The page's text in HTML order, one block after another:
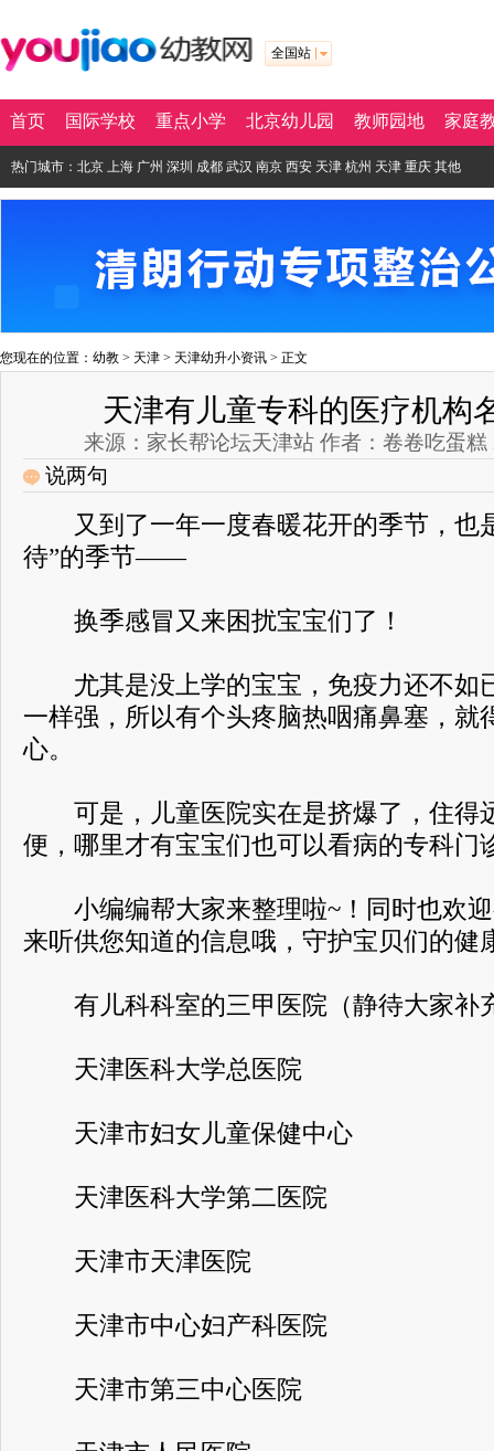
全国站
首页 国际学校 重点小学 北京幼儿园 教师园地 家庭
热门城市： 北京 上海 广州 深圳 成都 武汉 南京 西安 天津 杭州 天津 重庆 其他
您现在的位置： 幼教 > 天津 > 天津幼升小资讯 > 正文
天津有儿童专科的医疗机构
来源：家长帮论坛天津站 作者：卷卷吃蛋糕
说两句
又到了一年一度春暖花开的季节，也
待”的季节——
换季感冒又来困扰宝宝们了！
尤其是没上学的宝宝，免疫力还不如
一样强，所以有个头疼脑热咽痛鼻塞，就
心。
可是，儿童医院实在是挤爆了，住得
便，哪里才有宝宝们也可以看病的专科门
小编编帮大家来整理啦~！同时也欢迎
来听供您知道的信息哦，守护宝贝们的健
有儿科科室的三甲医院（静待大家补
天津医科大学总医院
天津市妇女儿童保健中心
天津医科大学第二医院
天津市天津医院
天津市中心妇产科医院
天津市第三中心医院